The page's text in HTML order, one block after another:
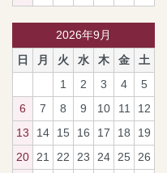
2026年9月
日
月 火 水 木 金
土
1
2 3 4
5
6
7 8 9 10 11
12
13
14 15 16 17 18
19
20
21 22 23 24 25
26